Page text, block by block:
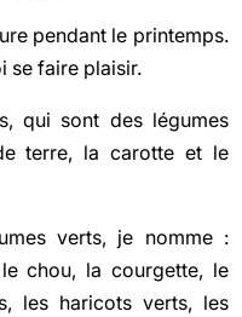
pendant le printemps.
se faire plaisir.
qui sont des légumes
terre, la carotte et le
verts, je nomme :
le chou, la courgette, le
les haricots verts, les